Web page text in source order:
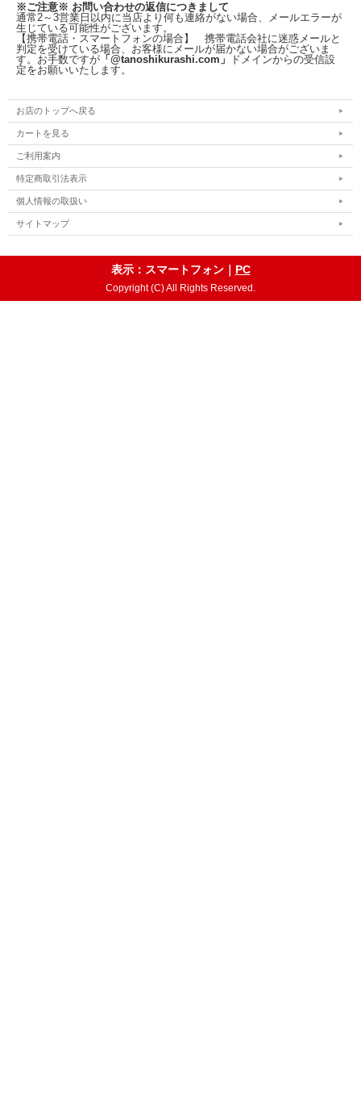
※ご注意※ お問い合わせの返信につきまして
通常2～3営業日以内に当店より何も連絡がない場合、メールエラーが
生じている可能性がございます。
【携帯電話・スマートフォンの場合】 携帯電話会社に迷惑メールと
判定を受けている場合、お客様にメールが届かない場合がございま
す。お手数ですが 「@tanoshikurashi.com」
ドメインからの受信設
定をお願いいたします。
お店のトップへ戻る
カートを見る
ご利用案内
特定商取引法表示
個人情報の取扱い
サイトマップ
表示：スマートフォン｜ PC
Copyright (C) All Rights Reserved.